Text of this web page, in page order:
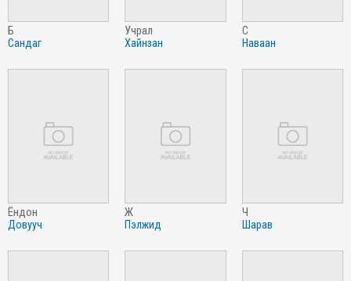
б
сандаг
учрал
хайнзан
с
наваан
ёндон
довууч
ж
пэлжид
ч
шарав